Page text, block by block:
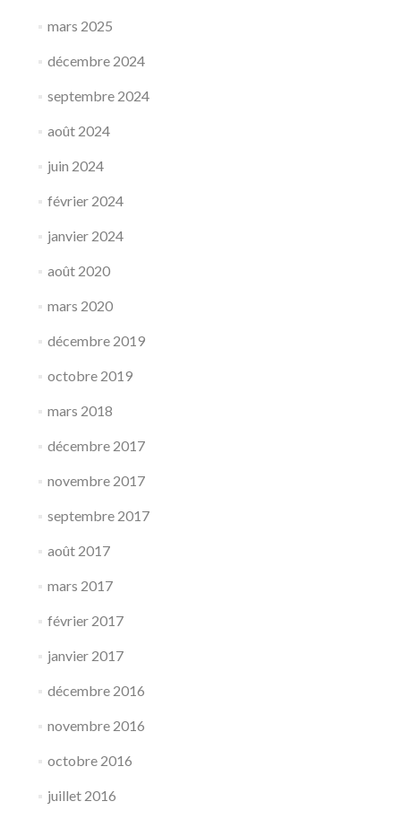
mars 2025
décembre 2024
septembre 2024
août 2024
juin 2024
février 2024
janvier 2024
août 2020
mars 2020
décembre 2019
octobre 2019
mars 2018
décembre 2017
novembre 2017
septembre 2017
août 2017
mars 2017
février 2017
janvier 2017
décembre 2016
novembre 2016
octobre 2016
juillet 2016